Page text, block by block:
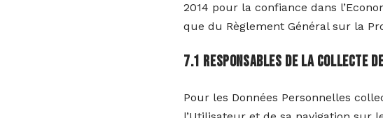
2014 pour la confiance dans
que du Règlement Général sur la
7.1 Responsables de la collecte
Pour les Données Personnelles